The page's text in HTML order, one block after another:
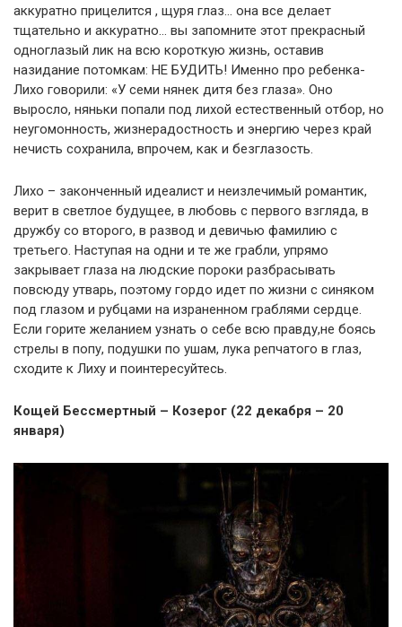
аккуратно прицелится , щуря глаз… она все делает
тщательно и аккуратно… вы запомните этот прекрасный
одноглазый лик на всю короткую жизнь, оставив
назидание потомкам: НЕ БУДИТЬ! Именно про ребенка-
Лихо говорили: «У семи нянек дитя без глаза». Оно
выросло, няньки попали под лихой естественный отбор, но
неугомонность, жизнерадостность и энергию через край
нечисть сохранила, впрочем, как и безглазость.
Лихо – законченный идеалист и неизлечимый романтик,
верит в светлое будущее, в любовь с первого взгляда, в
дружбу со второго, в развод и девичью фамилию с
третьего. Наступая на одни и те же грабли, упрямо
закрывает глаза на людские пороки разбрасывать
повсюду утварь, поэтому гордо идет по жизни с синяком
под глазом и рубцами на израненном граблями сердце.
Если горите желанием узнать о себе всю правду,не боясь
стрелы в попу, подушки по ушам, лука репчатого в глаз,
сходите к Лиху и поинтересуйтесь.
Кощей Бессмертный – Козерог (22 декабря – 20
января)